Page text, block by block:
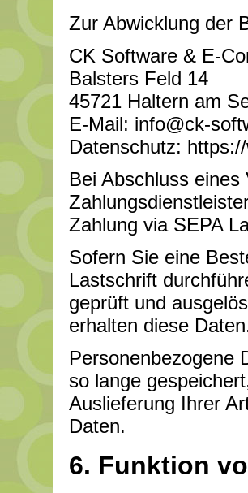
Zur Abwicklung der
CK Software & E-
Balsters Feld 14
45721 Haltern am
E-Mail: info@ck-
Datenschutz:
Bei Abschluss
Zahlung via SEPA
Sofern Sie eine
Lastschrift
geprüft und
erhalten diese
Personenbezogene
so lange
Auslieferung Ihrer
Daten.
6. Funktion